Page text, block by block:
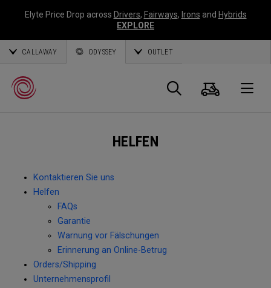
Elyte Price Drop across Drivers, Fairways, Irons and Hybrids
EXPLORE
CALLAWAY ODYSSEY OUTLET
Suche
HELFEN
Kontaktieren Sie uns
Helfen
FAQs
Garantie
Warnung vor Fälschungen
Erinnerung an Online-Betrug
Orders/Shipping
Unternehmensprofil